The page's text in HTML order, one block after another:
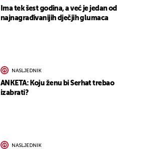
Ima tek šest godina, a već je jedan od
najnagrađivanijih dječjih glumaca
NASLJEDNIK
ANKETA: Koju ženu bi Serhat trebao
izabrati?
NASLJEDNIK